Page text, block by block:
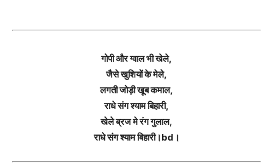
गोपी और ग्वाल भी खेले,
जैसे खुशियों के मेले,
लगती जोड़ी खूब कमाल,
राधे संग श्याम बिहारी,
खेले ब्रज मे रंग गुलाल,
राधे संग श्याम बिहारी।bd।